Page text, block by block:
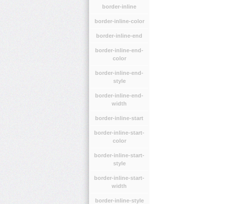
border-inline
border-inline-color
border-inline-end
border-inline-end-
color
border-inline-end-
style
border-inline-end-
width
border-inline-start
border-inline-start-
color
border-inline-start-
style
border-inline-start-
width
border-inline-style